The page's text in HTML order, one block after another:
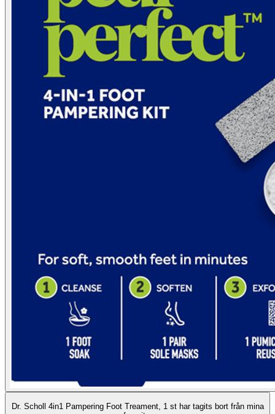
Dr. Scholl 4in1 Pampering Foot Treament, 1 st har tagits bort från mina